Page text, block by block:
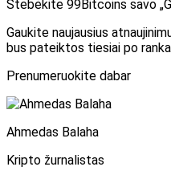
Stebėkite 99Bitcoins savo
Gaukite naujausius
bus pateiktos tiesiai po
Prenumeruokite dabar
Ahmedas Balaha
Kripto žurnalistas